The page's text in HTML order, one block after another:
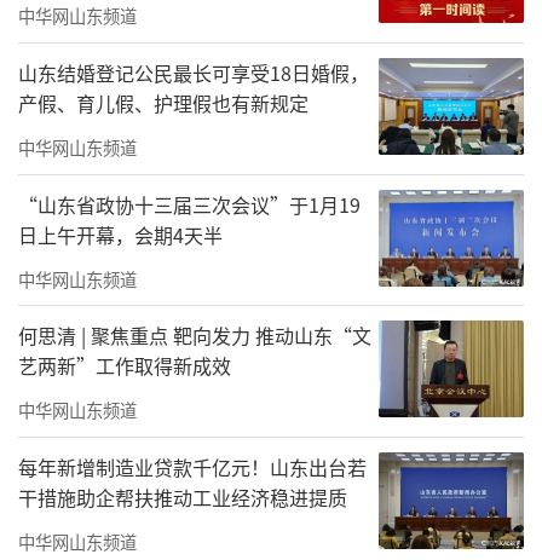
现场创作结束后，赵孟君接受了中华网山
东＆文化视界网的专访。
没有思考支撑，艺术难以走远
赵孟君的绘画实践，如同他的做人，真
诚、执着且勤于思考。无论是对于生活，还是
中华网山东频道
山东结婚登记公民最长可享受18日婚假，
产假、育儿假、护理假也有新规定
中华网山东频道
“山东省政协十三届三次会议”于1月19
日上午开幕，会期4天半
中华网山东频道
何思清 | 聚焦重点 靶向发力 推动山东“文
艺两新”工作取得新成效
中华网山东频道
每年新增制造业贷款千亿元！山东出台若
干措施助企帮扶推动工业经济稳进提质
中华网山东频道